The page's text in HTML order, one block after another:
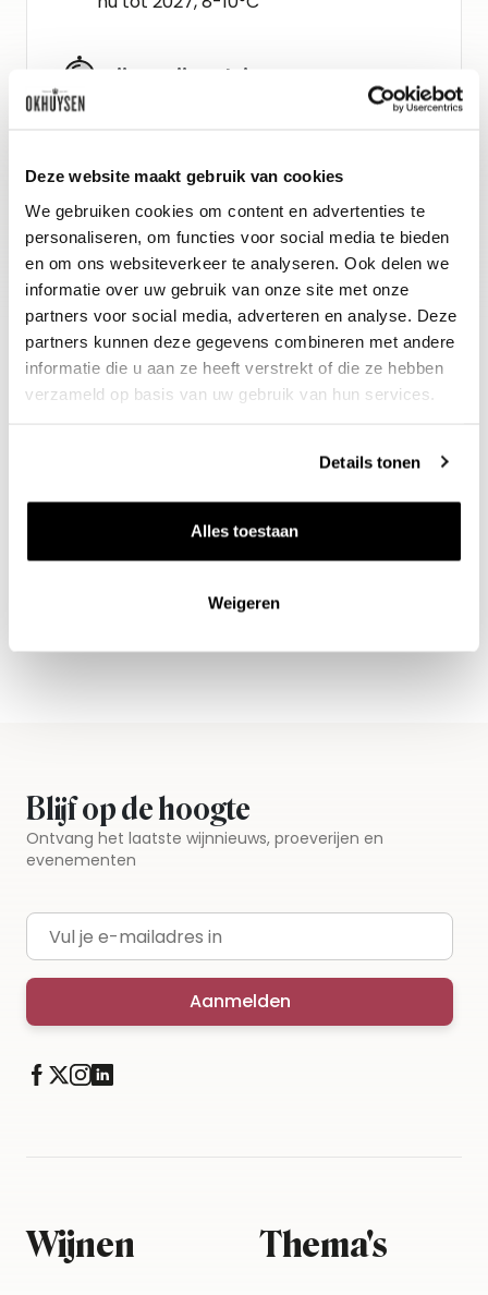
Deze website maakt gebruik van cookies
We gebruiken cookies om content en advertenties te
personaliseren, om functies voor social media te bieden
en om ons websiteverkeer te analyseren. Ook delen we
informatie over uw gebruik van onze site met onze
partners voor social media, adverteren en analyse. Deze
partners kunnen deze gegevens combineren met andere
informatie die u aan ze heeft verstrekt of die ze hebben
verzameld op basis van uw gebruik van hun services.
Details tonen
Alles toestaan
Weigeren
Wijn-spijs advies
Deze rosé is breed in te zetten; hij
salades, groenteschotels en
Provençaalse visgerechten. Ook niet
te versmaden bij gegrilde tonijn.
Nieuws & inspiratie in Vineé Vineuse
Alle wijnen direct van de wijnboer
Vandaag voor 12.00 uur besteld, morgen in huis
Blijf op de hoogte
Ontvang het laatste wijnnieuws, proeverijen en
evenementen
E-mailadres
Aanmelden
Wijnen Thema's